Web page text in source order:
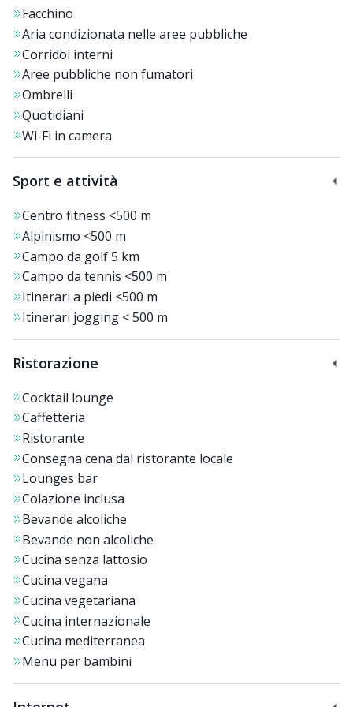
alla scoperta dei
voi, per soddisfare ogni vostra esigenza e rendere
indimenticabile il vostro soggiorno.
Per momenti di assoluto romanticismo,
bagno a vapore, sala con lettino in pietra, 2 lettini per i
trattamenti e vasca doppia.
Se amate mantenervi in forma anche durante la vostra
vacanza, il Giardino Marling offre
bike,due escursioni guidate la settimana
istruttori professionisti
yoga.
Nel periodo invernale, da novembre a marzo, l'hotel è
chiuso.
Facchino
Aria condizionata nelle aree pubbliche
Corridoi interni
Aree pubbliche non fumatori
Ombrelli
Quotidiani
Wi-Fi in camera
Sport e attività
Centro fitness <500 m
Alpinismo <500 m
Campo da golf5 km
Campo da tennis <500 m
Itinerari a piedi <500 m
Itinerari jogging < 500 m
Ristorazione
Cocktail lounge
Caffetteria
Ristorante
Consegna cena dal ristorante locale
Lounges bar
Colazione inclusa
Bevande alcoliche
Bevande non alcoliche
Cucina senza lattosio
Cucina vegana
Cucina vegetariana
Cucina internazionale
Cucina mediterranea
Menu per bambini